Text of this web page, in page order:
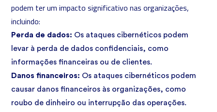
podem ter um impacto significativo nas organizações,
incluindo:
Perda de dados: Os ataques cibernéticos podem
levar à perda de dados confidenciais, como
informações financeiras ou de clientes.
Danos financeiros: Os ataques cibernéticos podem
causar danos financeiros às organizações, como
roubo de dinheiro ou interrupção das operações.